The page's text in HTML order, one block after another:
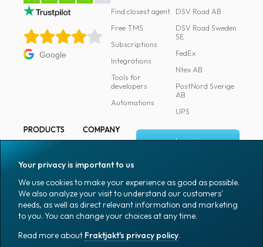
Google
Find closest agent
Free TMS
Subscriptions
Integrations
Tools for
developers
Automations
DSV Road AB
DSV Road Sweden
SE
FedEx
Ntex AB
PostNord Sverige
AB
UPS
PRODUCTS
Marking
Packaging
Packaging
accessories
Office goods
COMPANY
Media
Coworkers
Job & career
News archive
Blog
Log in
Sign up
English (US)
Your privacy is important to us
We use cookies to make your experience as good as possible.
We also analyze your visit to understand our customers'
needs, as well as direct relevant information and marketing
to you. You can change your choices at any time.
Read more about Fraktjakt's privacy policy.